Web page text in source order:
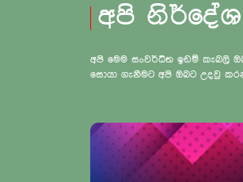
අපි
අපි මෙම සංවර්ධිත ඉඩම් කැබලි
සොයා ගැනීමට අපි ඔබට උදවු